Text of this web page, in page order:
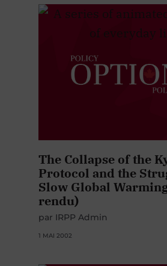
The Collapse of the
Protocol and the
Slow Global
rendu)
par IRPP Admin
1 MAI 2002